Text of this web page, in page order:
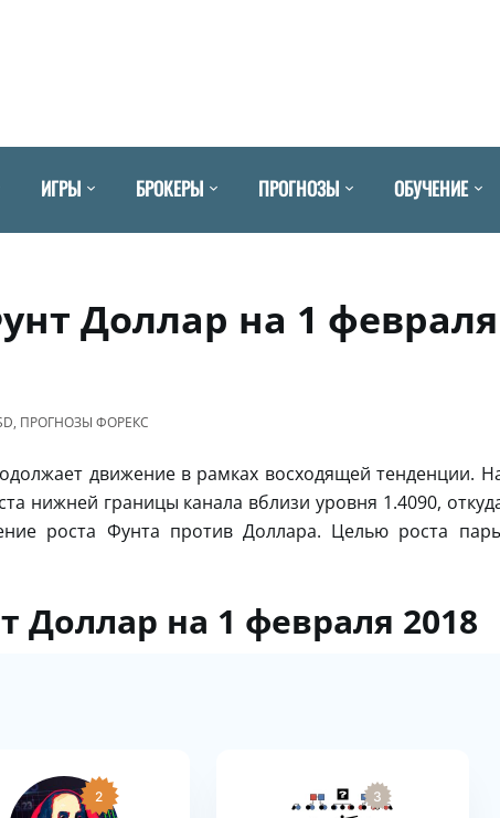
ИГРЫ БРОКЕРЫ ПРОГНОЗЫ ОБУЧЕНИЕ
Доллар на 1 февраля
, ПРОГНОЗЫ ФОРЕКС
движение в рамках восходящей тенденции.
нижней границы канала вблизи уровня 1.4090,
роста Фунта против Доллара. Целью роста
Доллар на 1 февраля 2018
2 3